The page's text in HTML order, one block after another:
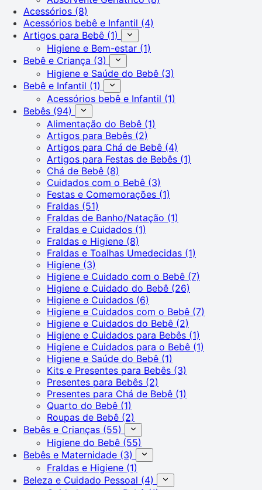
Acessórios (8)
Acessórios bebê e Infantil (4)
Artigos para Bebê (1)
Higiene e Bem-estar (1)
Bebê e Criança (3)
Higiene e Saúde do Bebê (3)
Bebê e Infantil (1)
Acessórios bebê e Infantil (1)
Bebês (94)
Alimentação do Bebê (1)
Artigos para Bebês (2)
Artigos para Chá de Bebê (4)
Artigos para Festas de Bebês (1)
Chá de Bebê (8)
Cuidados com o Bebê (3)
Festas e Comemorações (1)
Fraldas (51)
Fraldas de Banho/Natação (1)
Fraldas e Cuidados (1)
Fraldas e Higiene (8)
Fraldas e Toalhas Umedecidas (1)
Higiene (3)
Higiene e Cuidado com o Bebê (7)
Higiene e Cuidado do Bebê (26)
Higiene e Cuidados (6)
Higiene e Cuidados com o Bebê (7)
Higiene e Cuidados do Bebê (2)
Higiene e Cuidados para Bebês (1)
Higiene e Cuidados para o Bebê (1)
Higiene e Saúde do Bebê (1)
Kits e Presentes para Bebês (3)
Presentes para Bebês (2)
Presentes para Chá de Bebê (1)
Quarto do Bebê (1)
Roupas de Bebê (2)
Bebês e Crianças (55)
Higiene do Bebê (55)
Bebês e Maternidade (3)
Fraldas e Higiene (1)
Beleza e Cuidado Pessoal (4)